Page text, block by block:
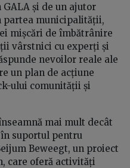
și de un ajutor
partea municipalității,
mișcări de îmbătrânire
vârstnici cu experți și
nevoilor reale ale
un plan de acțiune
ului comunității și
mai mult decât
suportul pentru
Beweegt, un proiect
care oferă activități